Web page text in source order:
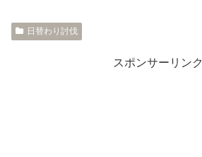
日替わり討伐
スポンサーリンク